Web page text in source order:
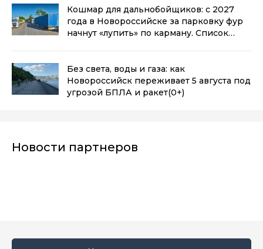
Кошмар для дальнобойщиков: с 2027
года в Новороссийске за парковку фур
начнут «лупить» по карману. Список
Без света, воды и газа: как
Новороссийск переживает 5 августа под
угрозой БПЛА и ракет(0+)
Новости партнеров